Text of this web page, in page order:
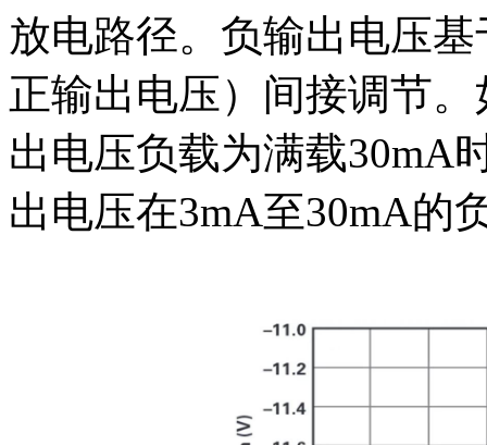
放电路径。负输出电压
正输出电压）间接调节
出电压负载为满载30mA
出电压在3mA至30mA的